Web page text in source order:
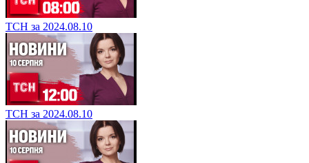
ТСН за 2024.08.10
ТСН за 2024.08.10